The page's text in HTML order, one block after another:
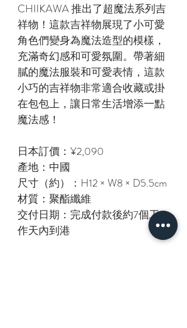
CHIIKAWA 推出了超魔法系列吉
祥物！這款吉祥物展現了小可愛
角色們變身為魔法造型的模樣，
充滿奇幻感和可愛氛圍。帶著細
膩的魔法服裝和可愛表情，這款
小巧的吉祥物非常適合收藏或掛
在包包上，讓日常生活增添一點
魔法感！
日本訂價：¥2,090
產地：中國
尺寸（約）：H12 × W8 × D5.5cm
材質：聚酯纖維
交付日期：完成付款後約7個工
作天內到港